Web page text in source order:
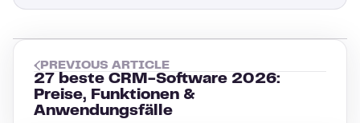
PREVIOUS ARTICLE
27 beste CRM-Software 2026:
Preise, Funktionen &
Anwendungsfälle